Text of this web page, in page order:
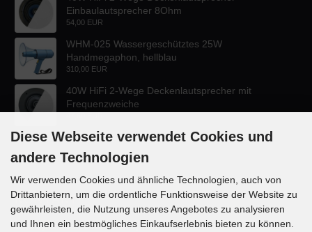
Einbaulautsprecher 8Ohm
54,00 EUR
WHM-025 Wassergeschütztes 25W
Handmegaphon, hellblau
310,00 EUR
40W HiFi 2-Wege Deckenlautsprecher mit
Frequenzweiche
KONTAKT
Lautsprecher-OnlineShop.de
Diese Webseite verwendet Cookies und
andere Technologien
Wir verwenden Cookies und ähnliche Technologien, auch von
Drittanbietern, um die ordentliche Funktionsweise der Website zu
gewährleisten, die Nutzung unseres Angebotes zu analysieren
und Ihnen ein bestmögliches Einkaufserlebnis bieten zu können.